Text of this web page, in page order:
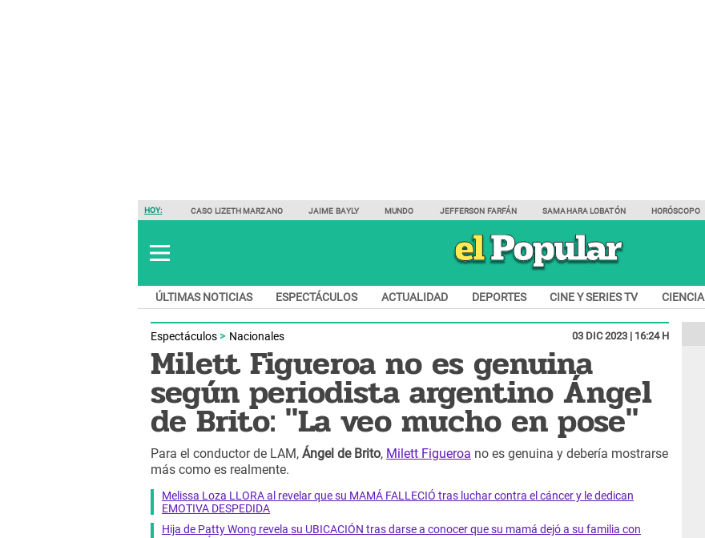
HOY: CASO LIZETH MARZANO JAIME BAYLY MUNDO JEFFERSON FARFÁN SAMAHARA LOBATÓN HORÓSCOPO
ÚLTIMAS NOTICIAS ESPECTÁCULOS ACTUALIDAD DEPORTES CINE Y SERIES TV CIENCIA
Espectáculos Nacionales 03 DIC 2023 | 16:24 H
Milett Figueroa no es genuina
según periodista argentino Ángel
de Brito: "La veo mucho en pose"
Para el conductor de LAM, Ángel de Brito, Milett Figueroa no es genuina y debería mostrarse
más como es realmente.
Melissa Loza LLORA al revelar que su MAMÁ FALLECIÓ tras luchar contra el cáncer y le dedican
EMOTIVA DESPEDIDA
Hija de Patty Wong revela su UBICACIÓN tras darse a conocer que su mamá dejó a su familia con